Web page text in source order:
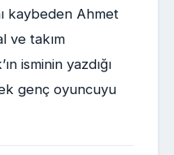
kaybeden Ahmet
ve takım
isminin yazdığı
genç oyuncuyu